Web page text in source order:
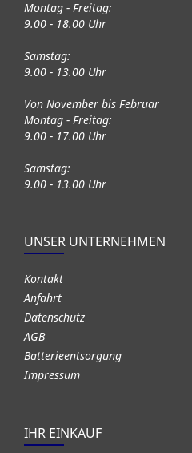
Montag - Freitag:
9.00 - 18.00 Uhr
Samstag:
9.00 - 13.00 Uhr
Von November bis Februar
Montag - Freitag:
9.00 - 17.00 Uhr
Samstag:
9.00 - 13.00 Uhr
UNSER UNTERNEHMEN
Kontakt
Anfahrt
Datenschutz
AGB
Batterieentsorgung
Impressum
IHR EINKAUF